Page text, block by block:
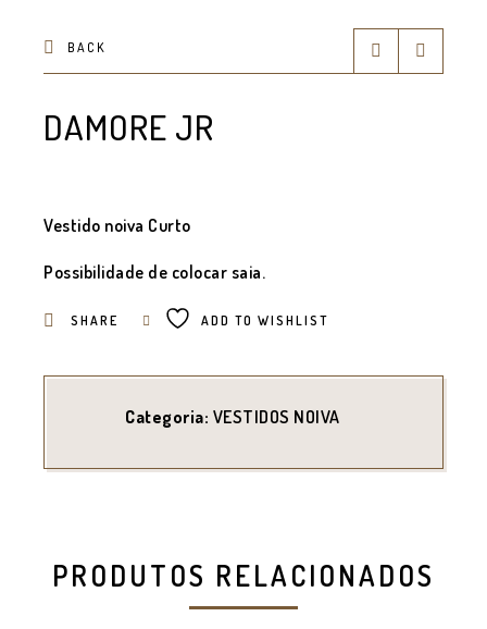
BACK
DAMORE JR
Vestido noiva Curto
Possibilidade de colocar saia.
SHARE ADD TO WISHLIST
Categoria: VESTIDOS NOIVA
PRODUTOS RELACIONADOS